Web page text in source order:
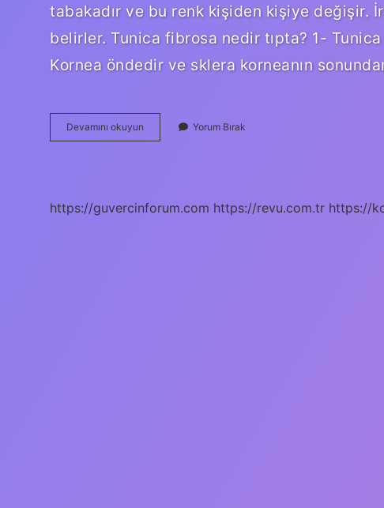
tabakadır ve bu renk kişiden kişiye değişir.
belirler. Tunica fibrosa nedir tıpta? 1-
Kornea öndedir ve sklera korneanın
Devamını okuyun
Tabaka
Yorum Bırak
https://guvercinforum.com https://revu.com.tr https://